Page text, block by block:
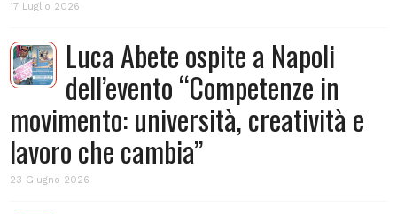
17 Luglio 2026
Luca Abete ospite a Napoli
dell’evento “Competenze in
movimento: università, creatività e
lavoro che cambia”
23 Giugno 2026